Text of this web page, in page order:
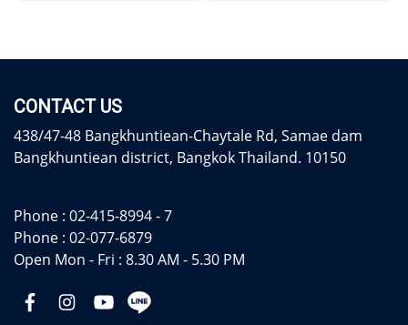
CONTACT US
438/47-48 Bangkhuntiean-Chaytale Rd, Samae dam
Bangkhuntiean district, Bangkok Thailand. 10150
Phone : 02-415-8994 - 7
Phone : 02-077-6879
Open Mon - Fri : 8.30 AM - 5.30 PM